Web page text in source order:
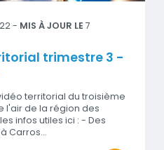
- MIS À JOUR LE 7
trimestre 3 -
territorial du troisième
l'air de la région des
infos utiles ici : - Des
Carros…